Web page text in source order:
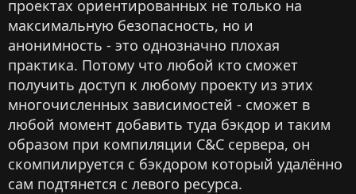
проектах ориентированных не только на
максимальную безопасность, но и
анонимность - это однозначно плохая
практика. Потому что любой кто сможет
получить доступ к любому проекту из этих
многочисленных зависимостей - сможет в
любой момент добавить туда бэкдор и таким
образом при компиляции C&C сервера, он
скомпилируется с бэкдором который удалённо
сам подтянется с левого ресурса.